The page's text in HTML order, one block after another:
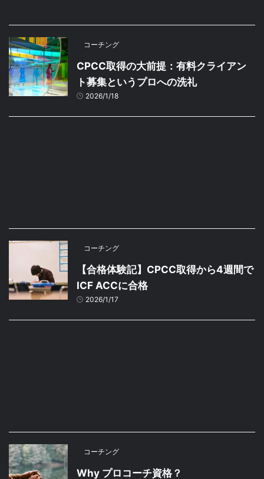
コーチング
CPCC取得の大前提：有料クライアン
ト募集というプロへの洗礼
2026/1/18
コーチング
【合格体験記】CPCC取得から4週間で
ICF ACCに合格
2026/1/17
コーチング
Why プロコーチ資格？